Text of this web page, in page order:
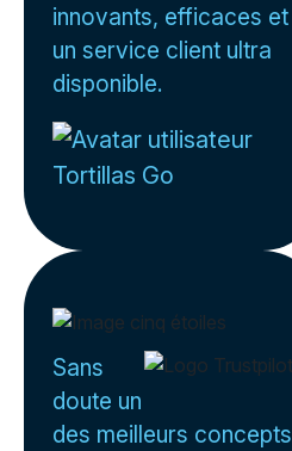
innovants, efficaces et
un service client ultra
disponible.
Tortillas Go
Sans
doute un
des meilleurs concepts